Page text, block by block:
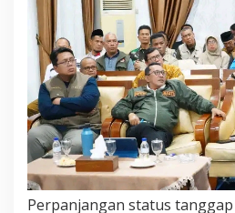
a
t
,
F
o
k
u
s
M
a
k
s
i
Perpanjangan status